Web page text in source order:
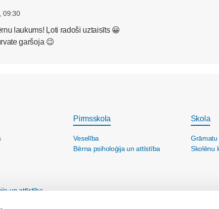
09:30
laukums! Ļoti radoši uztaisīts 😀
garšoja 😉
un attīstība
Pirmsskola
Veselība
Bērna psiholoģija un attīstība
Skola
Grāmatu
Skolēnu